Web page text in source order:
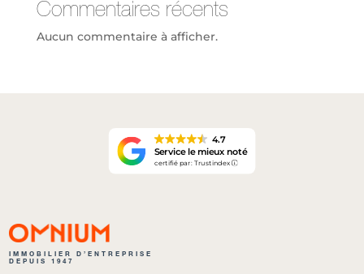
Commentaires récents
Aucun commentaire à afficher.
4.7
Service le mieux noté
certifié par: Trustindex
IMMOBILIER D’ENTREPRISE
DEPUIS 1947